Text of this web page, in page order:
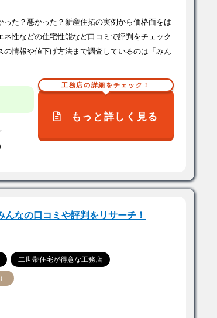
った？悪かった？新産住拓の実例から価格面をは
ネ性などの住宅性能など口コミで評判をチェック
の情報や値下げ方法まで調査しているのは「みん
工務店の詳細をチェック！
もっと詳しく見る
なの口コミや評判をリサーチ！
二世帯住宅が得意な工務店